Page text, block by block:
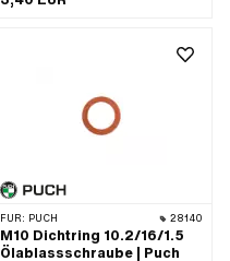
(Standardgewinde) · Gesamtlänge:
(Gewinde): 7 mm · Gewindelänge: 25
FÜR: PUCH 28140
M10 Dichtring 10.2/16/1.5
Ölablassschraube | Puch